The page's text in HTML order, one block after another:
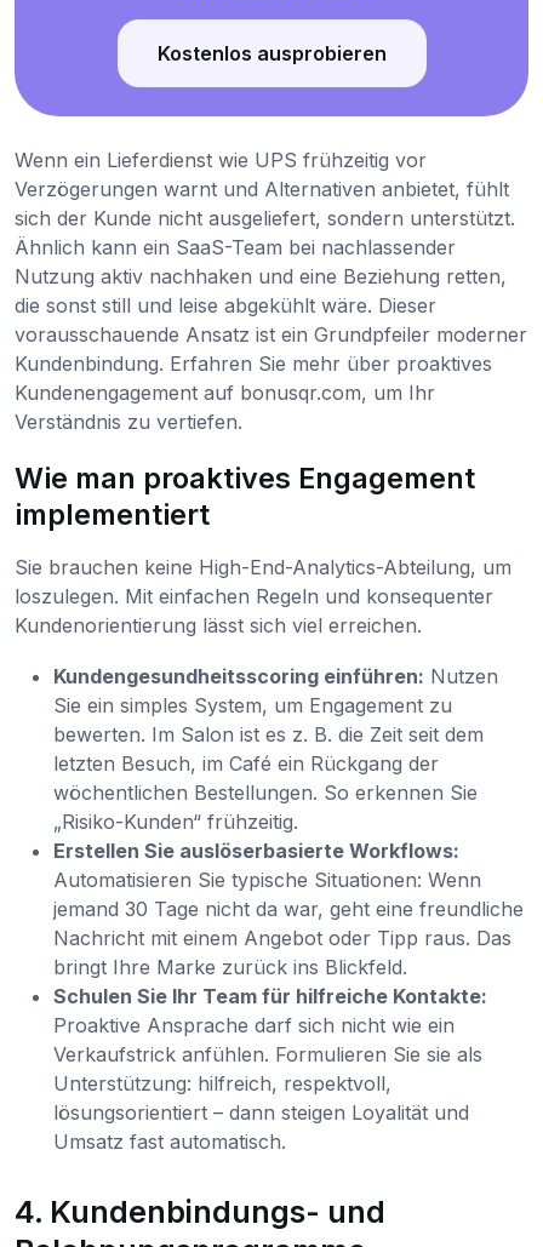
Kostenlos ausprobieren
Wenn ein Lieferdienst wie UPS frühzeitig vor
Verzögerungen warnt und Alternativen anbietet, fühlt
sich der Kunde nicht ausgeliefert, sondern unterstützt.
Ähnlich kann ein SaaS-Team bei nachlassender
Nutzung aktiv nachhaken und eine Beziehung retten,
die sonst still und leise abgekühlt wäre. Dieser
vorausschauende Ansatz ist ein Grundpfeiler moderner
Kundenbindung. Erfahren Sie mehr über proaktives
Kundenengagement auf bonusqr.com, um Ihr
Verständnis zu vertiefen.
Wie man proaktives Engagement
implementiert
Sie brauchen keine High-End-Analytics-Abteilung, um
loszulegen. Mit einfachen Regeln und konsequenter
Kundenorientierung lässt sich viel erreichen.
Kundengesundheitsscoring einführen: Nutzen
Sie ein simples System, um Engagement zu
bewerten. Im Salon ist es z. B. die Zeit seit dem
letzten Besuch, im Café ein Rückgang der
wöchentlichen Bestellungen. So erkennen Sie
„Risiko-Kunden“ frühzeitig.
Erstellen Sie auslöserbasierte Workflows:
Automatisieren Sie typische Situationen: Wenn
jemand 30 Tage nicht da war, geht eine freundliche
Nachricht mit einem Angebot oder Tipp raus. Das
bringt Ihre Marke zurück ins Blickfeld.
Schulen Sie Ihr Team für hilfreiche Kontakte:
Proaktive Ansprache darf sich nicht wie ein
Verkaufstrick anfühlen. Formulieren Sie sie als
Unterstützung: hilfreich, respektvoll,
lösungsorientiert – dann steigen Loyalität und
Umsatz fast automatisch.
4. Kundenbindungs- und